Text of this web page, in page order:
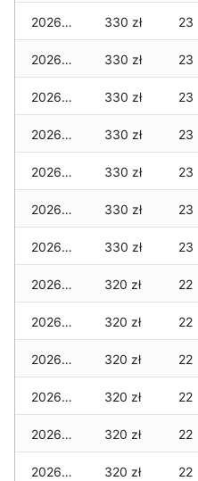
2026-03-19 330 zł 23
2026-03-18 330 zł 23
2026-03-17 330 zł 23
2026-03-16 330 zł 23
2026-03-15 330 zł 23
2026-03-14 330 zł 23
2026-03-13 330 zł 23
2026-03-12 320 zł 22
2026-03-11 320 zł 22
2026-03-10 320 zł 22
2026-03-09 320 zł 22
2026-03-08 320 zł 22
2026-03-07 320 zł 22